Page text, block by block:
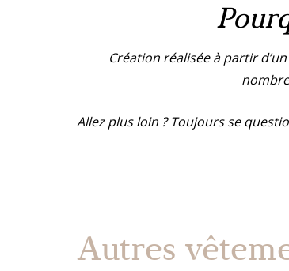
Création réalisée à partir
Allez plus loin ? Toujours se
Autres